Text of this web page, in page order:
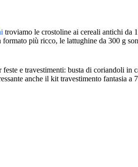
troviamo le crostoline ai cereali antichi da
più ricco, le lattughine da 300 g
feste e travestimenti: busta di coriandoli
anche il kit travestimento fantasia a